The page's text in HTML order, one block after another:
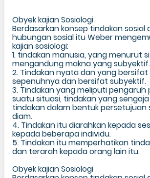
Obyek kajian Sosiologi
Berdasarkan konsep tindakan sosial
hubungan sosial itu Weber
kajian sosiologi:
1. tindakan manusia, yang menurut
mengandung makna yang subyektif.
2. Tindakan nyata dan yang
sepenuhnya dan bersifat subyektif.
3. Tindakan yang meliputi pengaruh
suatu situasi, tindakan yang
tindakan dalam bentuk persetujuan
diam.
4. Tindakan itu diarahkan kepada
kepada beberapa individu.
5. Tindakan itu memperhatikan
dan terarah kepada orang lain itu.
Obyek kajian Sosiologi